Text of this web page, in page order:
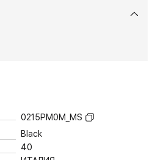
0215PM0M_MS
Black
40